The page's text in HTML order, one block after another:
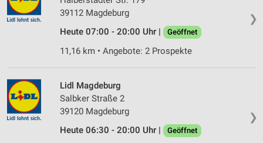
❯
39112 Magdeburg
Heute 07:00 - 20:00 Uhr |
Geöffnet
11,16 km • Angebote: 2 Prospekte
❯
Lidl Magdeburg
Salbker Straße 2
39120 Magdeburg
Heute 06:30 - 20:00 Uhr |
Geöffnet